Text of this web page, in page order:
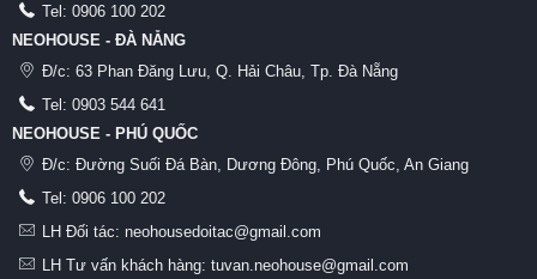
Tel: 0906 100 202
NEOHOUSE - ĐÀ NẴNG
Đ/c: 63 Phan Đăng Lưu, Q. Hải Châu, Tp. Đà Nẵng
Tel: 0903 544 641
NEOHOUSE - PHÚ QUỐC
Đ/c: Đường Suối Đá Bàn, Dương Đông, Phú Quốc, An Giang
Tel: 0906 100 202
LH Đối tác: neohousedoitac@gmail.com
LH Tư vấn khách hàng: tuvan.neohouse@gmail.com